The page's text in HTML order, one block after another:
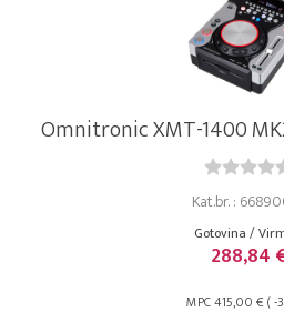
Omnitronic XMT-1400
Kat.br. :
Gotovina /
288,84
MPC 415,00 € ( -